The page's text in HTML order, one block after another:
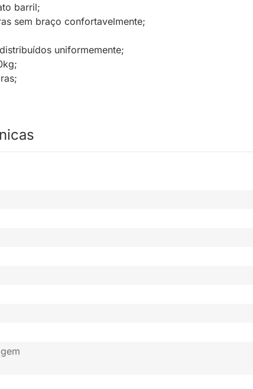
barril;
sem braço confortavelmente;
uniformemente;